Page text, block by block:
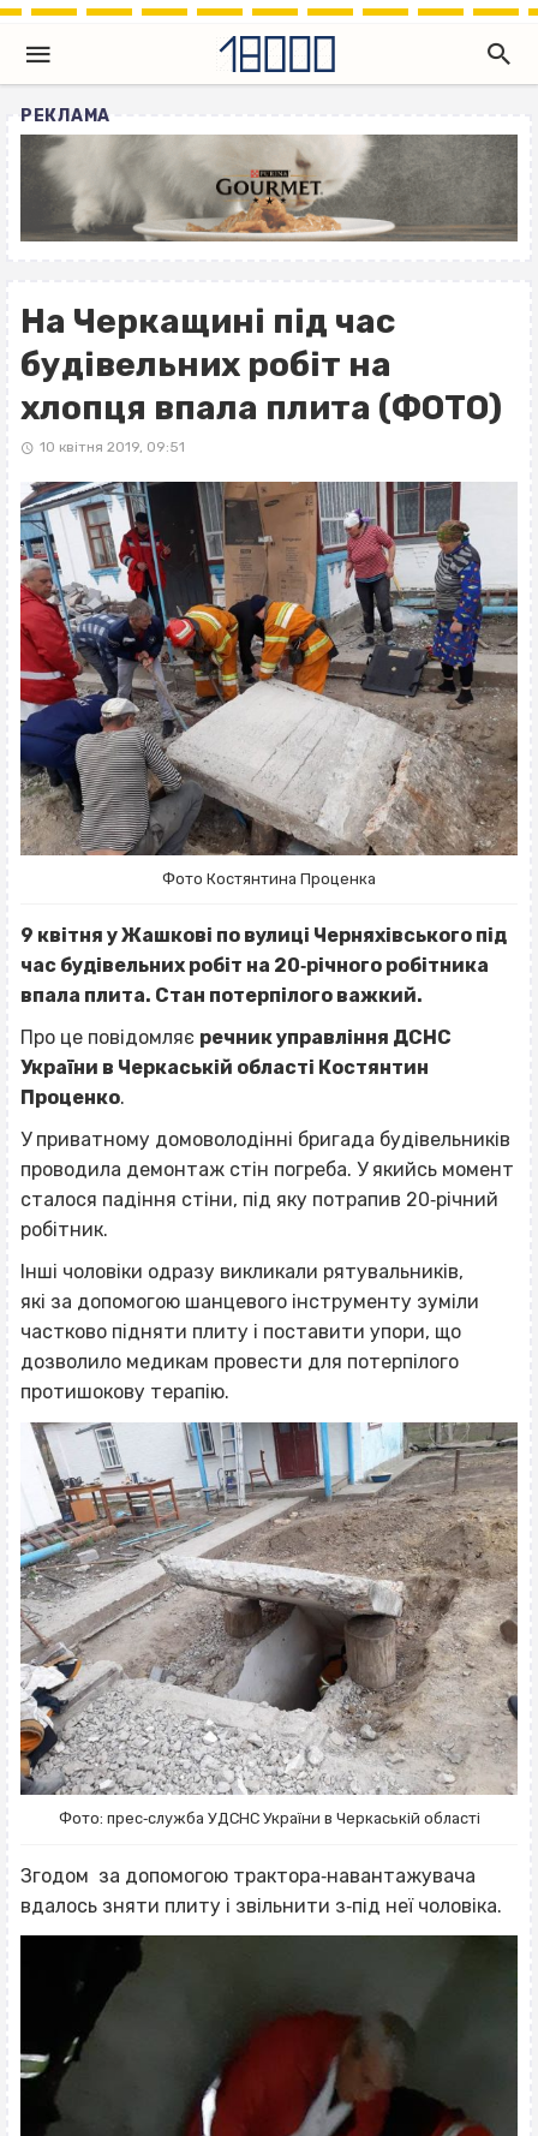
РЕКЛАМА
На Черкащині під час
будівельних робіт на
хлопця впала плита (ФОТО)
10 квітня 2019, 09:51
Фото Костянтина Проценка
9 квітня у Жашкові по вулиці Черняхівського під
час будівельних робіт на 20‐річного робітника
впала плита. Стан потерпілого важкий.
Про це повідомляє речник управління ДСНС
України в Черкаській області Костянтин
Проценко.
У приватному домоволодінні бригада будівельників
проводила демонтаж стін погреба. У якийсь момент
сталося падіння стіни, під яку потрапив 20‐річний
робітник.
Інші чоловіки одразу викликали рятувальників,
які за допомогою шанцевого інструменту зуміли
частково підняти плиту і поставити упори, що
дозволило медикам провести для потерпілого
протишокову терапію.
Фото: прес‐служба УДСНС України в Черкаській області
Згодом за допомогою трактора‐навантажувача
вдалось зняти плиту і звільнити з‐під неї чоловіка.